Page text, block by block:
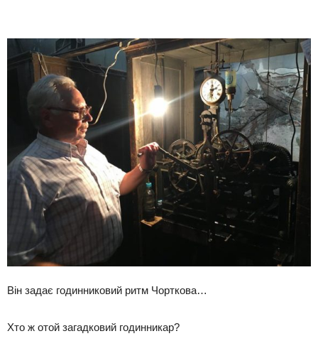
Він задає годинниковий ритм Чорткова…
Хто ж отой загадковий годинникар?